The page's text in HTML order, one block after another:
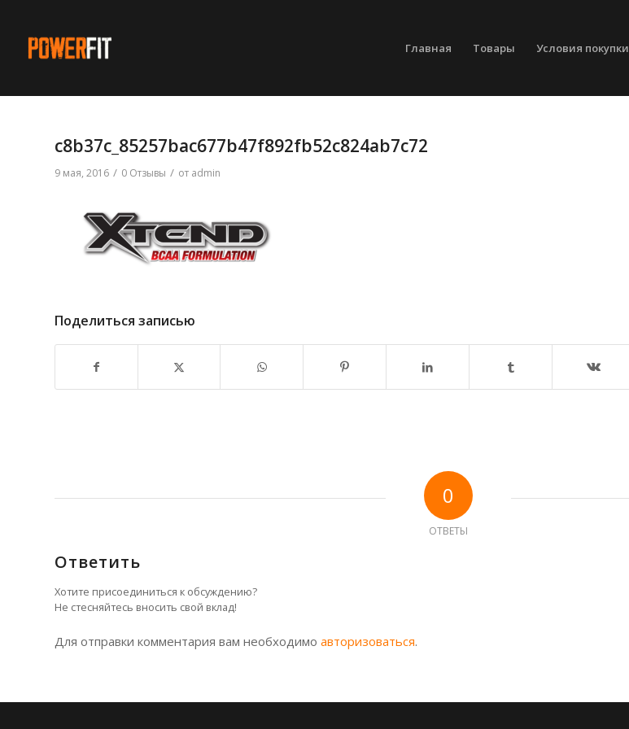
Главная Товары Условия покупки
c8b37c_85257bac677b47f892fb52c824ab7c72
9 мая, 2016 / 0 Отзывы / от admin
Поделиться записью
0
ОТВЕТЫ
Ответить
Хотите присоединиться к обсуждению?
Не стесняйтесь вносить свой вклад!
Для отправки комментария вам необходимо авторизоваться.